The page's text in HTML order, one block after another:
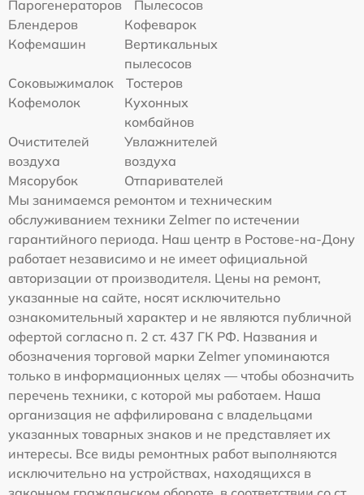
Парогенераторов
Пылесосов
Блендеров
Кофеварок
Кофемашин
Вертикальных
пылесосов
Соковыжималок
Тостеров
Кофемолок
Кухонных
комбайнов
Очистителей
воздуха
Увлажнителей
воздуха
Мясорубок
Отпаривателей
Мы занимаемся ремонтом и техническим
обслуживанием техники Zelmer по истечении
гарантийного периода. Наш центр в Ростове-на-Дону
работает независимо и не имеет официальной
авторизации от производителя. Цены на ремонт,
указанные на сайте, носят исключительно
ознакомительный характер и не являются публичной
офертой согласно п. 2 ст. 437 ГК РФ. Названия и
обозначения торговой марки Zelmer упоминаются
только в информационных целях — чтобы обозначить
перечень техники, с которой мы работаем. Наша
организация не аффилирована с владельцами
указанных товарных знаков и не представляет их
интересы. Все виды ремонтных работ выполняются
исключительно на устройствах, находящихся в